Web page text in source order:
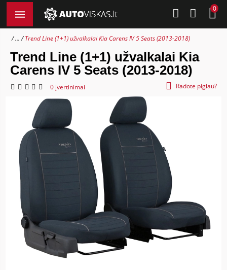
0
... Trend Line (1+1) užvalkalai Kia Carens IV 5 Seats (2013-2018)
Trend Line (1+1) užvalkalai Kia
Carens IV 5 Seats (2013-2018)
0 įvertinimai Radote pigiau?